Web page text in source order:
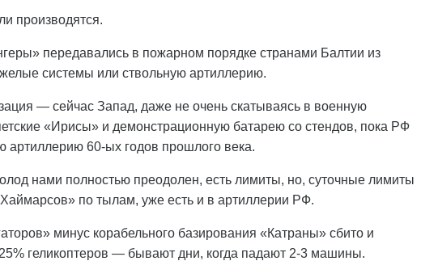
производятся.
передавались в пожарном порядке странами Балтии из
системы или ствольную артиллерию.
— сейчас Запад, даже не очень скатываясь в военную
«Ирисы» и демонстрационную батарею со стендов, пока РФ
артиллерию 60-ых годов прошлого века.
нами полностью преодолен, есть лимиты, но, суточные лимиты
по тылам, уже есть и в артиллерии РФ.
минус корабельного базирования «Катраны» сбито и
геликоптеров — бывают дни, когда падают 2-3 машины.